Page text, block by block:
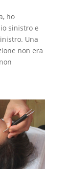
ho
sinistro e
Una
non era